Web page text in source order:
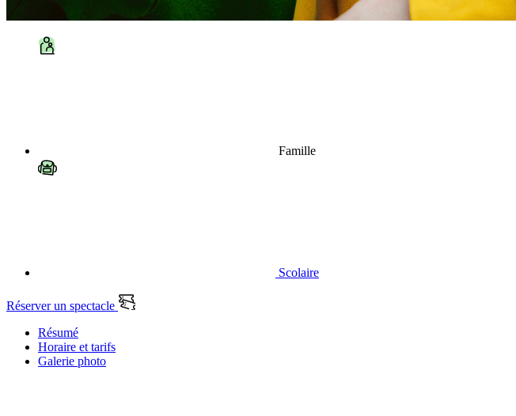
Famille
Scolaire
Réserver un spectacle
Résumé
Horaire et tarifs
Galerie photo